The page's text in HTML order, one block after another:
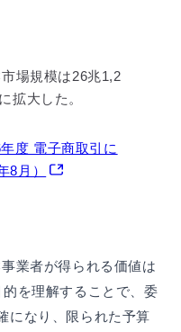
場規模は26兆1,2
拡大した。
度 電子商取引に
8月）
業者が得られる価値は
を理解することで、委
になり、限られた予算